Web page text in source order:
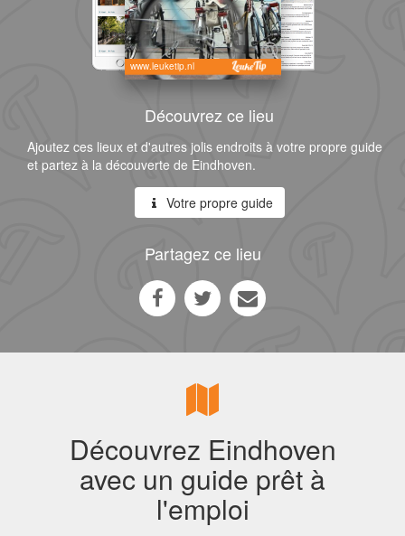
www.leuketip.nl
Découvrez ce lieu
Ajoutez ces lieux et d'autres jolis endroits à votre propre guide
et partez à la découverte de Eindhoven.
Votre propre guide
Partagez ce lieu
Découvrez Eindhoven
avec un guide prêt à
l'emploi